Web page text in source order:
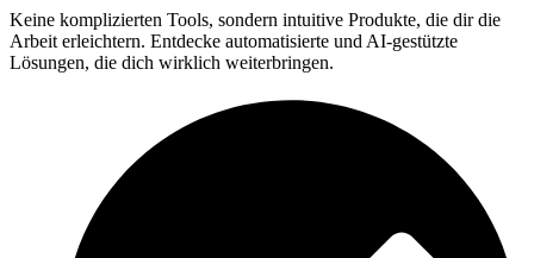
Keine komplizierten Tools, sondern intuitive Produkte, die dir die
Arbeit erleichtern. Entdecke automatisierte und AI-gestützte
Lösungen, die dich wirklich weiterbringen.